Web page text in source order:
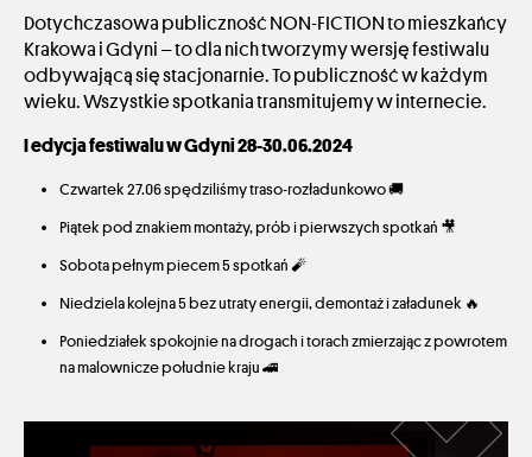
​Dotychczasowa publiczność NON-FICTION to mieszkańcy
Krakowa i Gdyni – to dla nich tworzymy wersję festiwalu
odbywającą się stacjonarnie. To publiczność w każdym
wieku. Wszystkie spotkania transmitujemy w internecie. ​
I edycja festiwalu w Gdyni 28-30.06.2024
Czwartek 27.06 spędziliśmy traso-rozładunkowo 🚚
Piątek pod znakiem montaży, prób i pierwszych spotkań 🎥
Sobota pełnym piecem 5 spotkań 🧨
Niedziela kolejna 5 bez utraty energii, demontaż i załadunek 🔥
Poniedziałek spokojnie na drogach i torach zmierzając z powrotem
na malownicze południe kraju 🚄